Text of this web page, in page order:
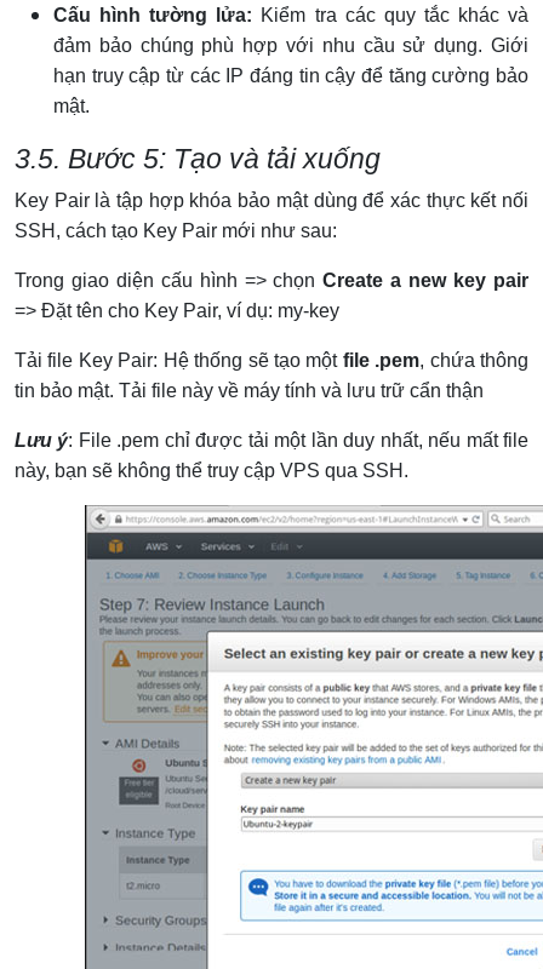
Cấu hình tường lửa: Kiểm tra các quy tắc khác và
đảm bảo chúng phù hợp với nhu cầu sử dụng. Giới
hạn truy cập từ các IP đáng tin cậy để tăng cường bảo
mật.
3.5. Bước 5: Tạo và tải xuống
Key Pair là tập hợp khóa bảo mật dùng để xác thực kết nối
SSH, cách tạo Key Pair mới như sau:
Trong giao diện cấu hình => chọnCreate a new key pair
=> Đặt tên cho Key Pair, ví dụ: my-key
Tải file Key Pair: Hệ thống sẽ tạo một file .pem, chứa thông
tin bảo mật. Tải file này về máy tính và lưu trữ cẩn thận
Lưu ý: File .pem chỉ được tải một lần duy nhất, nếu mất file
này, bạn sẽ không thể truy cập VPS qua SSH.